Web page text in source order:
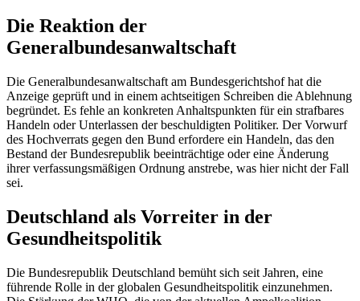
Die Reaktion der
Generalbundesanwaltschaft
Die Generalbundesanwaltschaft am Bundesgerichtshof hat die
Anzeige geprüft und in einem achtseitigen Schreiben die Ablehnung
begründet. Es fehle an konkreten Anhaltspunkten für ein strafbares
Handeln oder Unterlassen der beschuldigten Politiker. Der Vorwurf
des Hochverrats gegen den Bund erfordere ein Handeln, das den
Bestand der Bundesrepublik beeinträchtige oder eine Änderung
ihrer verfassungsmäßigen Ordnung anstrebe, was hier nicht der Fall
sei.
Deutschland als Vorreiter in der
Gesundheitspolitik
Die Bundesrepublik Deutschland bemüht sich seit Jahren, eine
führende Rolle in der globalen Gesundheitspolitik einzunehmen.